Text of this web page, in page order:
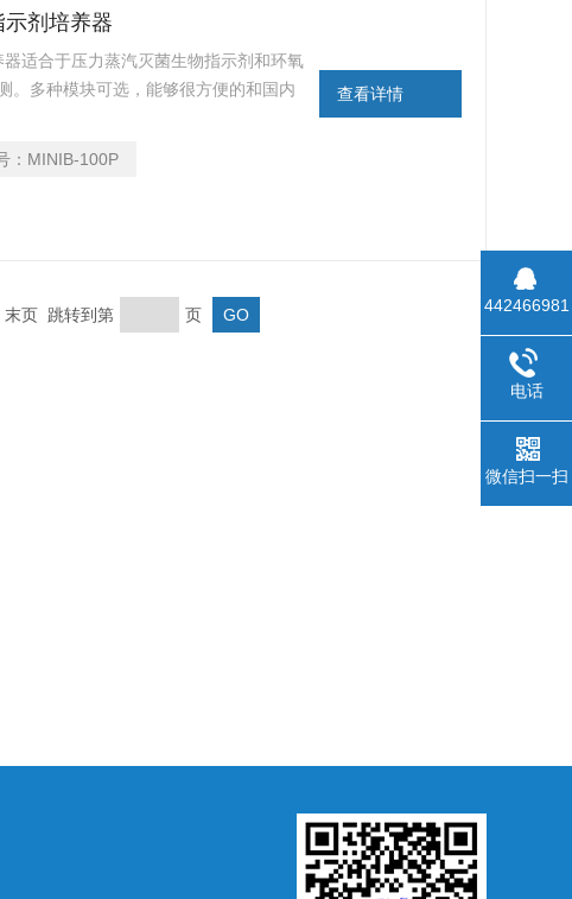
剂培养器
适合于压力蒸汽灭菌生物指示剂和环氧
。多种模块可选，能够很方便的和国内
： MINIB-100P
查看详情
页 跳转到第 页 442466981
电话
微信扫一扫